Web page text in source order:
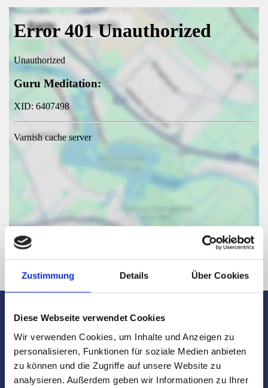
Zustimmung Details Über Cookies
Diese Webseite verwendet Cookies
Wir verwenden Cookies, um Inhalte und Anzeigen zu
personalisieren, Funktionen für soziale Medien anbieten
zu können und die Zugriffe auf unsere Website zu
analysieren. Außerdem geben wir Informationen zu Ihrer
Maklerbüro für Hallbergmoos -
unsere Leistungen auf einen